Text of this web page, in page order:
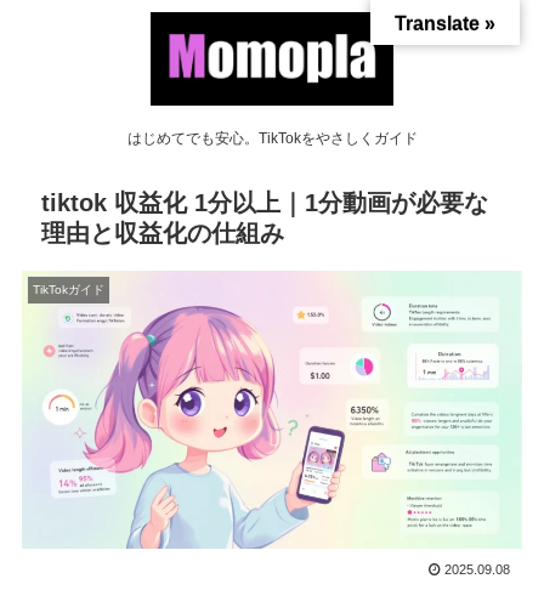
はじめてでも安心。TikTokをやさしくガイド
tiktok 収益化 1分以上｜1分動画が必要な
理由と収益化の仕組み
TikTokガイド
2025.09.08
Translate »